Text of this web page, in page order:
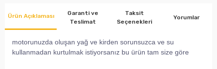
Ürün Açıklaması
Garanti ve
Teslimat
Taksit
Seçenekleri
Yorumlar
motorunuzda oluşan yağ ve kirden sorunsuzca ve su
kullanmadan kurtulmak istiyorsanız bu ürün tam size göre